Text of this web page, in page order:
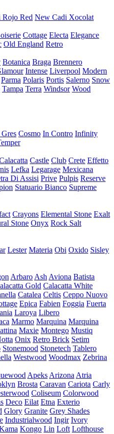
Red New Cadi Xocolat
Cottage Electa Elegance
Old England Retro
Botanica Braga Brennero
Intense Liverpool Modern
Parma Polaris Portis Salerno Snow
Tampa Terra Windsor Wood
Cosmo In Contro Infinity
Castle Club Crete Effetto
Lefka Legarage Mexicana
Di Assisi Prive Pulpis Reserve
Statuario Bianco Supreme
Crayons Elemental Stone Exalt
Stone Onyx Rock Salt
Lester Materia Obi Oxido Sisley
Arbaro Ash Aviona Batista
Gold Calacatta White
Catalea Celtis Ceppo Nuovo
Epica Fabien Foggia Fuerta
Laroya Libero
Marmo Marquina Marquina
Maxie Montego Mustiq
Onix Retro Brick Setim
Stonemood Stonetech Tablero
Westwood Woodmax Zebrina
Apeks Arizona Atria
Brosta Caravan Cariota Carly
Coliseum Colorwood
Deco Eilat Etna Exterio
Glory Granite Grey Shades
Industrialwood Ingir Ivory
Kongo Lin Loft Lofthouse